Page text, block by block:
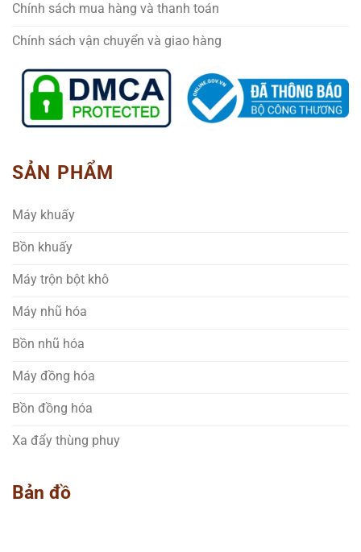
Chính sách mua hàng và thanh toán
Chính sách vận chuyển và giao hàng
SẢN PHẨM
Máy khuấy
Bồn khuấy
Máy trộn bột khô
Máy nhũ hóa
Bồn nhũ hóa
Máy đồng hóa
Bồn đồng hóa
Xa đẩy thùng phuy
Bản đồ